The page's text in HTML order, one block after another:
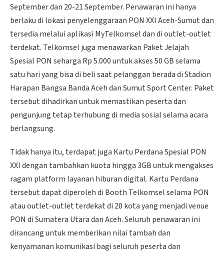
September dan 20-21 September. Penawaran ini hanya
berlaku di lokasi penyelenggaraan PON XXI Aceh-Sumut dan
tersedia melalui aplikasi MyTelkomsel dan di outlet-outlet
terdekat. Telkomsel juga menawarkan Paket Jelajah
Spesial PON seharga Rp 5.000 untuk akses 50 GB selama
satu hari yang bisa di beli saat pelanggan berada di Stadion
Harapan Bangsa Banda Aceh dan Sumut Sport Center. Paket
tersebut dihadirkan untuk memastikan peserta dan
pengunjung tetap terhubung di media sosial selama acara
berlangsung.
Tidak hanya itu, terdapat juga Kartu Perdana Spesial PON
XXI dengan tambahkan kuota hingga 3GB untuk mengakses
ragam platform layanan hiburan digital. Kartu Perdana
tersebut dapat diperoleh di Booth Telkomsel selama PON
atau outlet-outlet terdekat di 20 kota yang menjadi venue
PON di Sumatera Utara dan Aceh. Seluruh penawaran ini
dirancang untuk memberikan nilai tambah dan
kenyamanan komunikasi bagi seluruh peserta dan